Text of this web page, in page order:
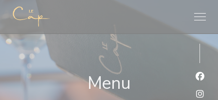
Panel pro správu cookies
Menu